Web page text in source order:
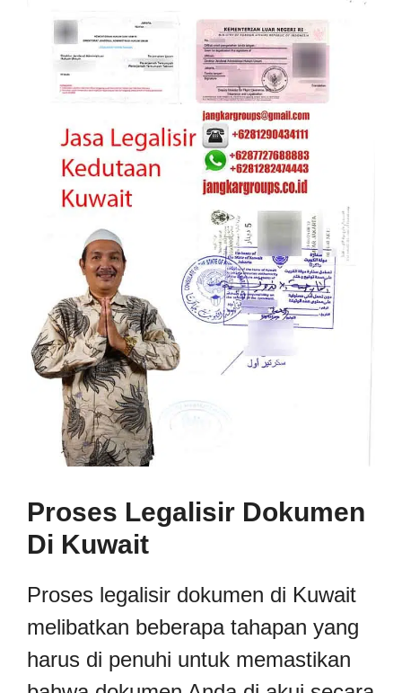
Proses Legalisir Dokumen
Di Kuwait
Proses legalisir dokumen di Kuwait
melibatkan beberapa tahapan yang
harus di penuhi untuk memastikan